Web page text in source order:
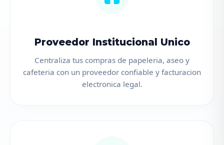
Proveedor Institucional Unico
Centraliza tus compras de papeleria, aseo y
cafeteria con un proveedor confiable y facturacion
electronica legal.